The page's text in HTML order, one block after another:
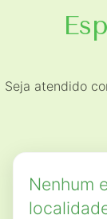
Seja atendido
Nenhum